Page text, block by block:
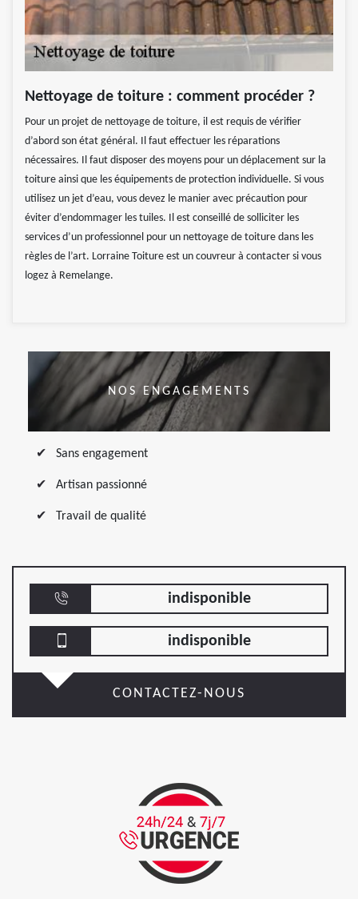
Nettoyage de toiture : comment procéder ?
Pour un projet de nettoyage de toiture, il est requis de vérifier
d’abord son état général. Il faut effectuer les réparations
nécessaires. Il faut disposer des moyens pour un déplacement sur la
toiture ainsi que les équipements de protection individuelle. Si vous
utilisez un jet d’eau, vous devez le manier avec précaution pour
éviter d’endommager les tuiles. Il est conseillé de solliciter les
services d’un professionnel pour un nettoyage de toiture dans les
règles de l’art. Lorraine Toiture est un couvreur à contacter si vous
logez à Remelange.
NOS ENGAGEMENTS
Sans engagement
Artisan passionné
Travail de qualité
indisponible
indisponible
CONTACTEZ-NOUS